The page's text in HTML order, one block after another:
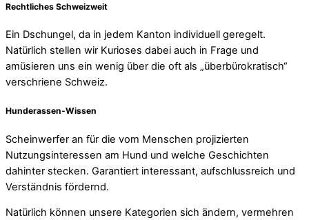
Rechtliches Schweizweit
Ein Dschungel, da in jedem Kanton individuell geregelt.
Natürlich stellen wir Kurioses dabei auch in Frage und
amüsieren uns ein wenig über die oft als „überbürokratisch“
verschriene Schweiz.
Hunderassen-Wissen
Scheinwerfer an für die vom Menschen projizierten
Nutzungsinteressen am Hund und welche Geschichten
dahinter stecken. Garantiert interessant, aufschlussreich und
Verständnis fördernd.
Natürlich können unsere Kategorien sich ändern, vermehren